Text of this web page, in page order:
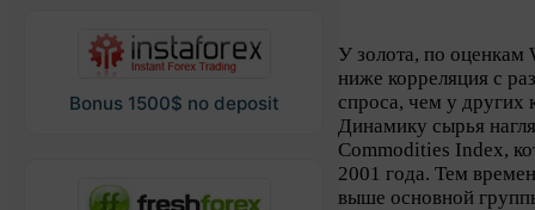
Bonus 1500$ no deposit
У золота, по
ниже корреляция с
спроса, чем у других
Динамику сырья
Commodities Index,
2001 года. Тем
выше основной